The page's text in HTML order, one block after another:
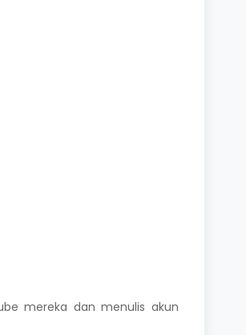
mereka dan menulis akun